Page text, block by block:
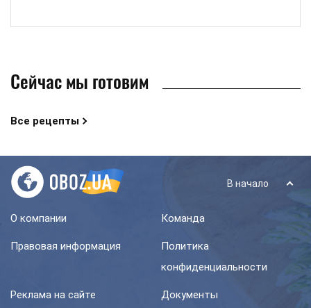
Сейчас мы готовим
Все рецепты
В начало
О компании Команда
Правовая информация
Политика
конфиденциальности
Реклама на сайте Документы